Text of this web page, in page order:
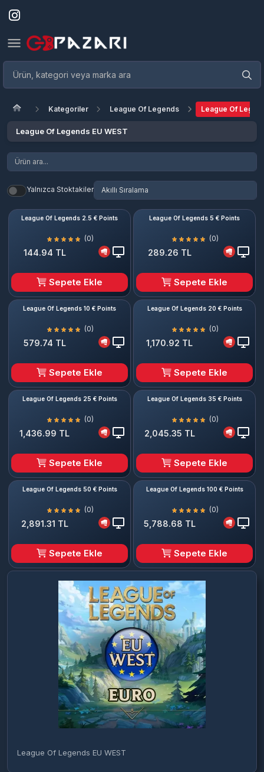
Kategoriler League Of Legends League Of
League Of Legends EU WEST
Yalnızca Stoktakiler
League Of Legends 2.5 € Points
(0)
144.94 TL
Sepete Ekle
League Of Legends 5 € Points
(0)
289.26 TL
Sepete Ekle
League Of Legends 10 € Points
(0)
579.74 TL
Sepete Ekle
League Of Legends 20 € Points
(0)
1,170.92 TL
Sepete Ekle
League Of Legends 25 € Points
(0)
1,436.99 TL
Sepete Ekle
League Of Legends 35 € Points
(0)
2,045.35 TL
Sepete Ekle
League Of Legends 50 € Points
(0)
2,891.31 TL
Sepete Ekle
League Of Legends 100 € Points
(0)
5,788.68 TL
Sepete Ekle
League Of Legends EU WEST